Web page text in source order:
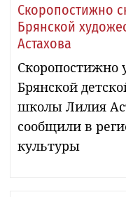
Скоропостижно
Брянской
Астахова
Скоропостижно
Брянской
школы Лилия
сообщили в
культуры